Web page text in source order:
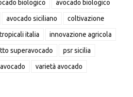
biologico avocado biologico
avocado siciliano coltivazione
italia innovazione agricola
superavocado psr sicilia
varietà avocado